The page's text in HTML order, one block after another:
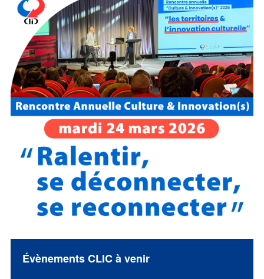
Évènements CLIC à venir